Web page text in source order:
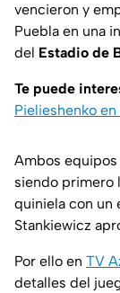
vencieron y
Puebla en una
del Estadio de
Te puede
Pielieshenko
Ambos
siendo primero
quiniela con un
Stankiewicz
Por ello en TV
detalles del